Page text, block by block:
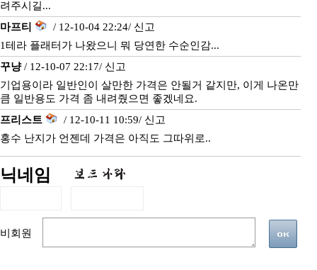
려주시길...
마프티
/ 12-10-04 22:24/ 신고
1테라 플래터가 나왔으니 뭐 당연한 수순인감...
꾸냥/ 12-10-07 22:17/ 신고
기업용이라 일반인이 살만한 가격은 안될거 같지만, 이게 나온만
큼 일반용도 가격 좀 내려줬으면 좋겠네요.
프리스트
/ 12-10-11 10:59/ 신고
홍수 난지가 언젠데 가격은 아직도 그따위로..
닉네임
비회원